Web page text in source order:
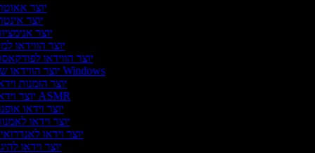
יוצר
יוצר
יוצר
יוצר הווידאו
יוצר הווידאו
יוצר הווידאו של Windows
יוצר הזמנות
יוצר וידאו ASMR
יוצר וידאו
יוצר וידאו
יוצר וידאו
יוצר וידאו